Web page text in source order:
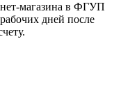
магазина в ФГУП
дней после